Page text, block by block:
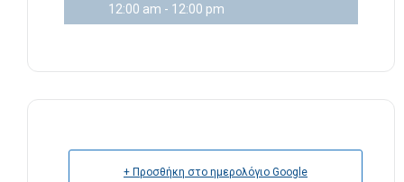
12:00 am - 12:00 pm
+ Προσθήκη στο ημερολόγιο Google